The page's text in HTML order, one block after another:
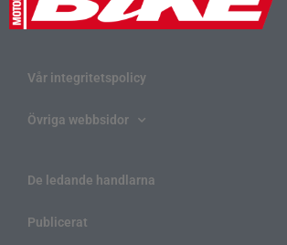
Vår integritetspolicy
Övriga webbsidor
De ledande handlarna
Publicerat